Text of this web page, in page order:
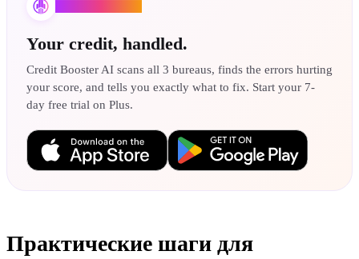
Your credit, handled.
Credit Booster AI scans all 3 bureaus, finds the errors hurting
your score, and tells you exactly what to fix. Start your 7-
day free trial on Plus.
Практические шаги для